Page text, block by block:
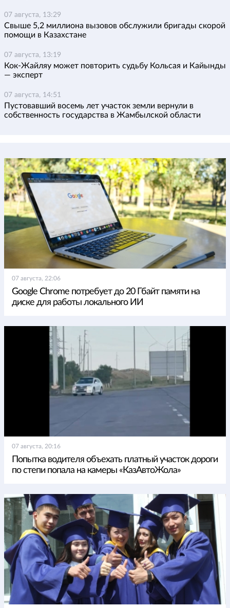
07 августа, 13:29
Свыше 5,2 миллиона вызовов обслужили бригады скорой
помощи в Казахстане
07 августа, 13:19
Кок-Жайляу может повторить судьбу Кольсая и Кайынды
— эксперт
07 августа, 14:51
Пустовавший восемь лет участок земли вернули в
собственность государства в Жамбылской области
07 августа, 22:06
Google Chrome потребует до 20 Гбайт памяти на
диске для работы локального ИИ
07 августа, 20:16
Попытка водителя объехать платный участок дороги
по степи попала на камеры «КазАвтоЖола»